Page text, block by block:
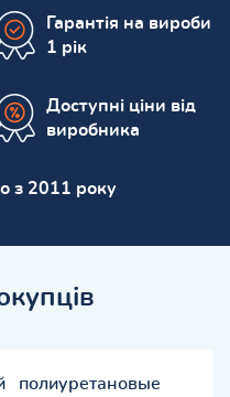
Гарантія на вироби
1 рік
Доступні ціни від
виробника
з 2011 року
полиуретановые